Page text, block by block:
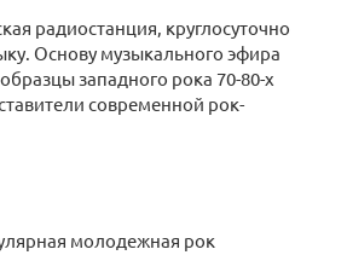
радиостанция, круглосуточно
Основу музыкального эфира
западного рока 70-80-х
современной рок-
молодежная рок